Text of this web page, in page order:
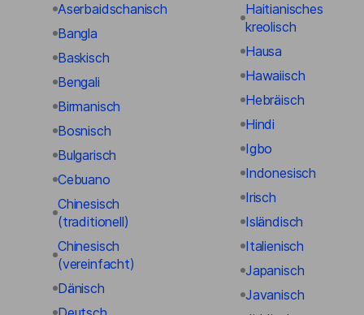
Aserbaidschanisch
Bangla
Baskisch
Bengali
Birmanisch
Bosnisch
Bulgarisch
Cebuano
Chinesisch
(traditionell)
Chinesisch
(vereinfacht)
Dänisch
Haitianisches
kreolisch
Hausa
Hawaiisch
Hebräisch
Hindi
Igbo
Indonesisch
Irisch
Isländisch
Italienisch
Japanisch
Javanisch